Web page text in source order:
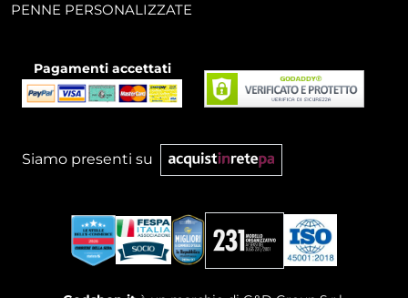
PENNE PERSONALIZZATE
Pagamenti accettati
Siamo presenti su